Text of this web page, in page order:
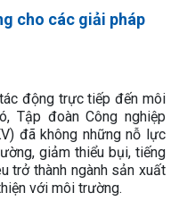
cho các giải pháp
động trực tiếp đến môi
Tập đoàn Công nghiệp
đã không những nỗ lực
giảm thiểu bụi, tiếng
trở thành ngành sản xuất
với môi trường.